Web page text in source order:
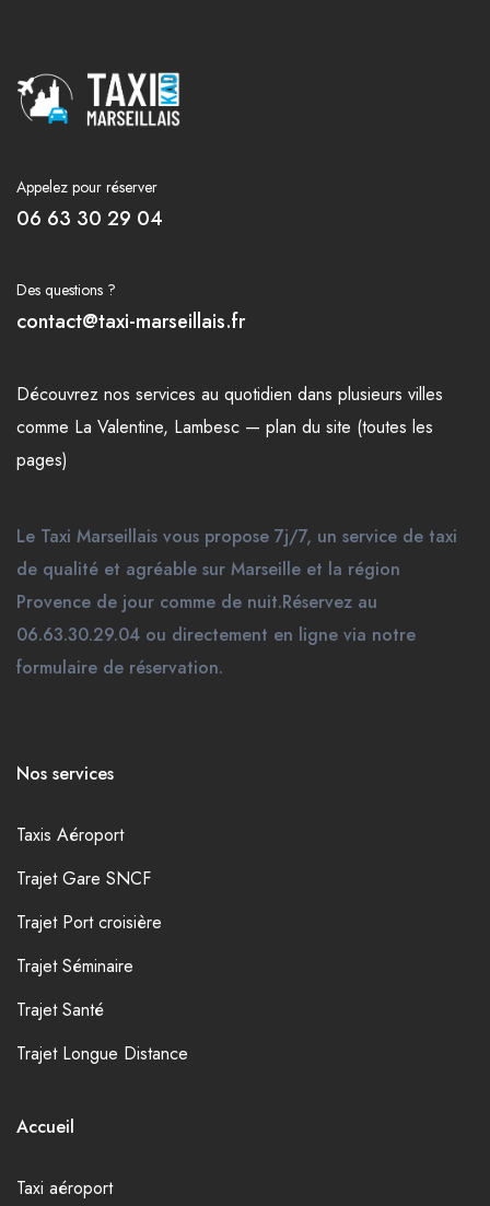
Appelez pour réserver
06 63 30 29 04
Des questions ?
contact@taxi-marseillais.fr
Découvrez nos services au quotidien dans plusieurs villes
comme La Valentine, Lambesc — plan du site (toutes les
pages)
Le Taxi Marseillais vous propose 7j/7, un service de taxi
de qualité et agréable sur Marseille et la région
Provence de jour comme de nuit.Réservez au
06.63.30.29.04 ou directement en ligne via notre
formulaire de réservation.
Nos services
Taxis Aéroport
Trajet Gare SNCF
Trajet Port croisière
Trajet Séminaire
Trajet Santé
Trajet Longue Distance
Accueil
Taxi aéroport